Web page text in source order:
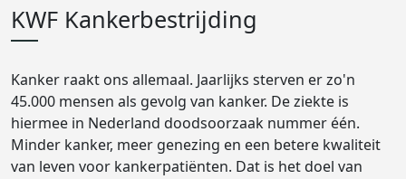
KWF Kankerbestrijding
Kanker raakt ons allemaal. Jaarlijks sterven er zo'n
45.000 mensen als gevolg van kanker. De ziekte is
hiermee in Nederland doodsoorzaak nummer één.
Minder kanker, meer genezing en een betere kwaliteit
van leven voor kankerpatiënten. Dat is het doel van